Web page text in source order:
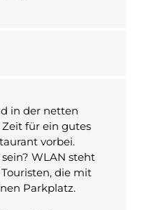
in der netten
für ein gutes
vorbei.
WLAN steht
die mit
Parkplatz.